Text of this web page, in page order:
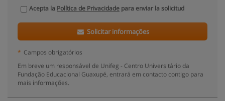
Acepta la Política de Privacidade para enviar la solicitud
Solicitar informações
* Campos obrigatórios
Em breve um responsável de Unifeg - Centro Universitário da
Fundação Educacional Guaxupé, entrará em contacto contigo para
mais informações.